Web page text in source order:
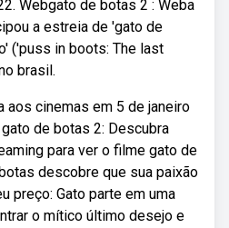
Webgato de botas 2 : Weba
a estreia de 'gato de
('puss in boots: The last
brasil.
aos cinemas em 5 de janeiro
de botas 2: Descubra
para ver o filme gato de
descobre que sua paixão
preço: Gato parte em uma
o mítico último desejo e